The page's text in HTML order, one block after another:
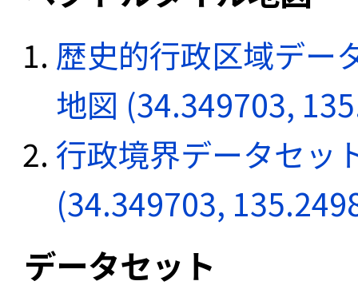
歴史的行政区域デー
地図 (34.349703,
行政境界データセッ
(34.349703,
データセット